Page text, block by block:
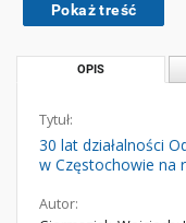
Pokaż treść
OPIS
Tytuł:
30 lat działalności
w Częstochowie na
Autor: